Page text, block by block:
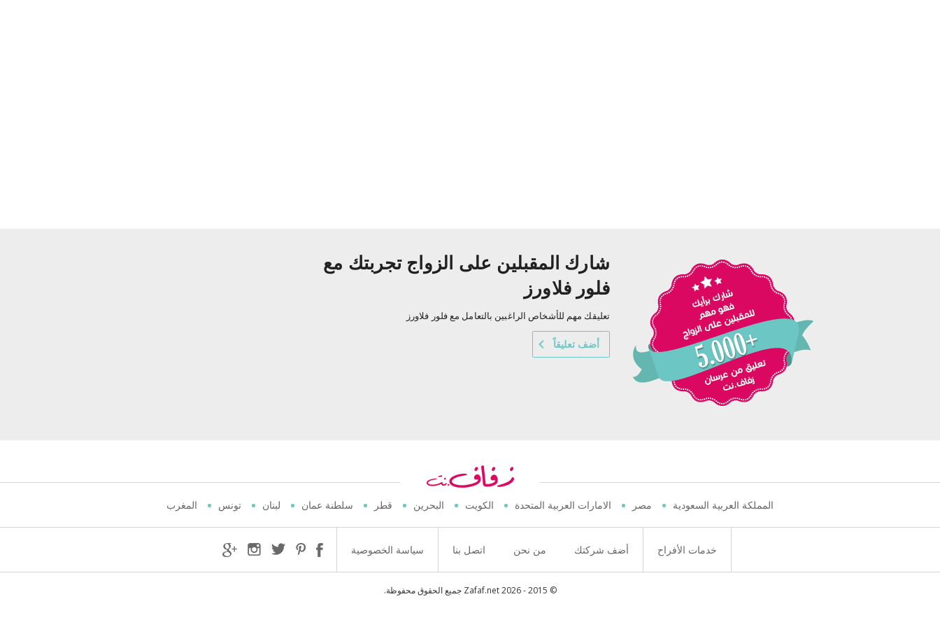
شارك المقبلين على الزواج تجربتك مع
فلور فلاورز
تعليقك مهم للأشخاص الراغبين بالتعامل مع فلور فلاورز
أضف تعليقاً
المملكة العربية السعودية مصر الامارات العربية المتحدة الكويت البحرين قطر سلطنة عمان لبنان تونس المغرب
خدمات الأفراح أضف شركتك من نحن اتصل بنا سياسة الخصوصية
© 2015 - 2026 Zafaf.net جميع الحقوق محفوظة.